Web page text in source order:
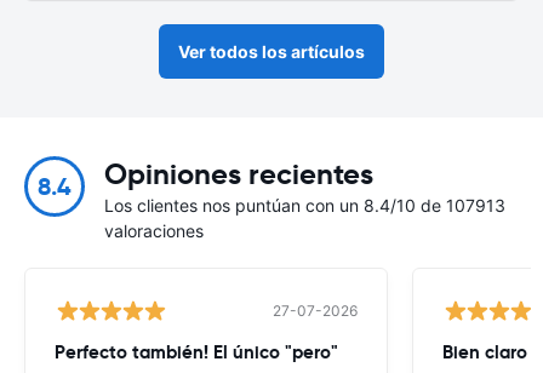
Ver todos los artículos
8.4 Opiniones recientes
Los clientes nos puntúan con un 8.4/10 de 107913
valoraciones
27-07-2026
Perfecto también! El único "pero" Bien claro